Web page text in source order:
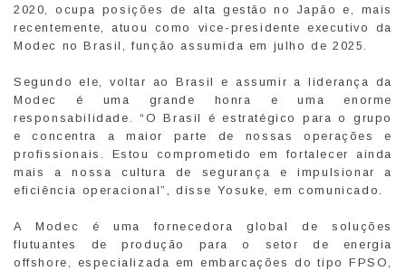
2020, ocupa posições de alta gestão no Japão e, mais
recentemente, atuou como vice-presidente executivo da
Modec no Brasil, função assumida em julho de 2025.
Segundo ele, voltar ao Brasil e assumir a liderança da
Modec é uma grande honra e uma enorme
responsabilidade. “O Brasil é estratégico para o grupo
e concentra a maior parte de nossas operações e
profissionais. Estou comprometido em fortalecer ainda
mais a nossa cultura de segurança e impulsionar a
eficiência operacional”, disse Yosuke, em comunicado.
A Modec é uma fornecedora global de soluções
flutuantes de produção para o setor de energia
offshore, especializada em embarcações do tipo FPSO,